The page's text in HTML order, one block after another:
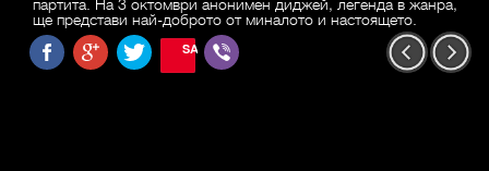
партита. На 3 октомври анонимен диджей, легенда в жанра,
ще представи най-доброто от миналото и настоящето.
SAVE